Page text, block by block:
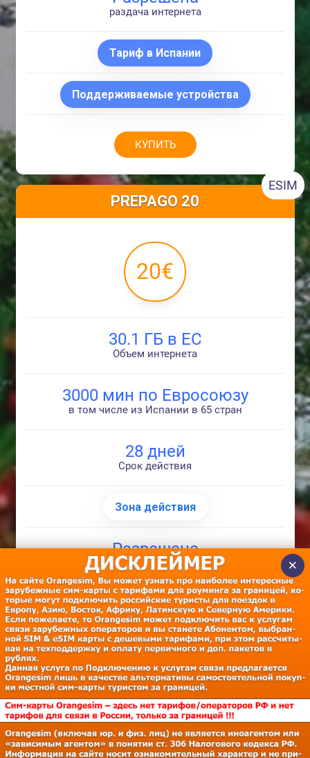
раздача интернета
Тариф в Испании
Поддерживаемые устройства
КУПИТЬ
PREPAGO 20
ESIM
20€
30.1 ГБ в ЕС
Объем интернета
3000 мин по Евросоюзу
в том числе из Испании в 65 стран
28 дней
Срок действия
Зона действия
Разрешена
раздача интернета
Тариф в Испании
Поддерживаемые устройства
КУПИТЬ